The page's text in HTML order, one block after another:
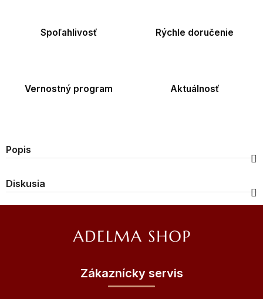
Spoľahlivosť Rýchle doručenie
Vernostný program Aktuálnosť
Popis
Diskusia
Zákaznícky servis